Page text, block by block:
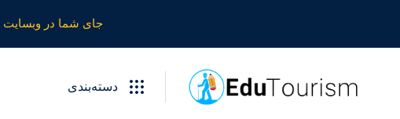
جای شما در وبسایت
دسته‌بندی